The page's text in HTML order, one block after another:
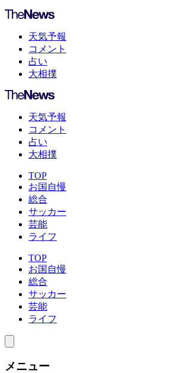
天気予報
コメント
占い
大相撲
天気予報
コメント
占い
大相撲
TOP
お国自慢
総合
サッカー
芸能
ライフ
TOP
お国自慢
総合
サッカー
芸能
ライフ
メニュー